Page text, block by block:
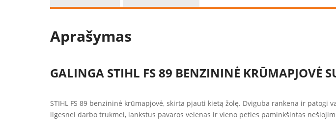
Aprašymas
GALINGA STIHL FS 89 BENZININĖ
STIHL FS 89 benzininė krūmapjovė, skirta pjauti kietą žolę. Dviguba rankena ir
ilgesnei darbo trukmei, lankstus pavaros velenas ir vieno peties paminkšintas